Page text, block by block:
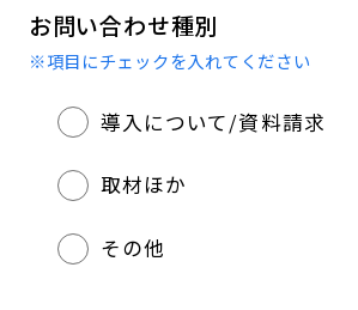
お問い合わせ種別
※項目にチェックを入れてください
導入について/資料請求
取材ほか
その他